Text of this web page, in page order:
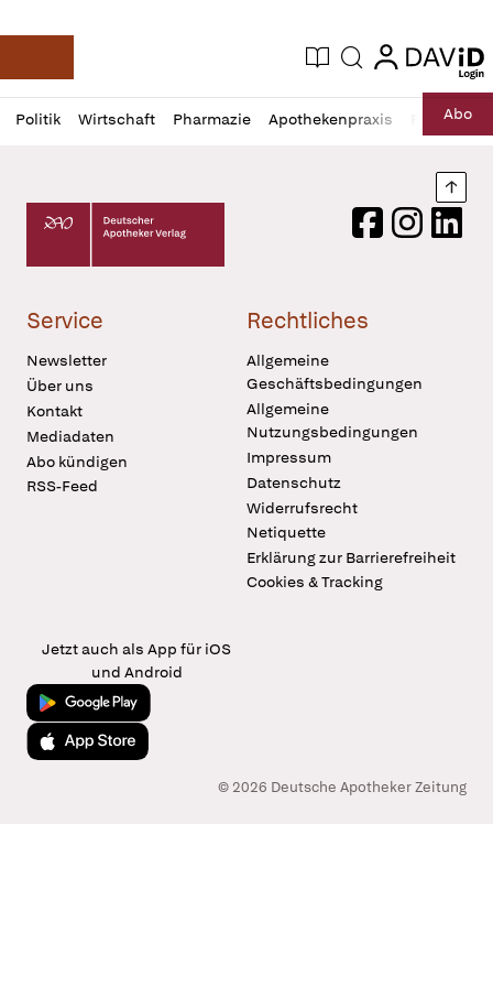
Deutsche Apotheker Zeitung
Aktuelle Ausgabe
Suche login
login
Politik Wirtschaft Pharmazie Apothekenpraxis RechtAbo
Profil
öffnen
Daz
Pur
Deutscher Apotheker Verlag Logo
FacebookInstagram
Service
Newsletter
Über uns
Kontakt
Mediadaten
Abo kündigen
RSS-Feed
Rechtliches
Allgemeine
Geschäftsbedingungen
Allgemeine
Nutzungsbedingungen
Impressum
Datenschutz
Widerrufsrecht
Netiquette
Erklärung zur Barrierefreiheit
Cookies & Tracking
Jetzt auch als App für iOS
und Android
Jetzt bei Google Play
Laden im App Store
© 2026 Deutsche Apotheker Zeitung